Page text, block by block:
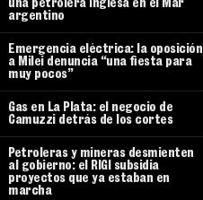
una petrolera inglesa en el Mar
argentino
Emergencia eléctrica: la oposición
a Milei denuncia “una fiesta para
muy pocos”
Gas en La Plata: el negocio de
Camuzzi detrás de los cortes
Petroleras y mineras desmienten
al gobierno: el RIGI subsidia
proyectos que ya estaban en
marcha